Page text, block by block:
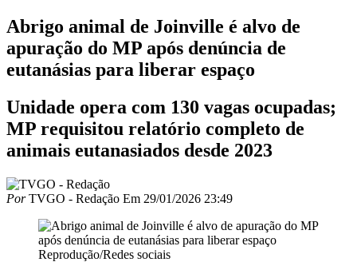
Abrigo animal de Joinville é alvo de
apuração do MP após denúncia de
eutanásias para liberar espaço
Unidade opera com 130 vagas ocupadas;
MP requisitou relatório completo de
animais eutanasiados desde 2023
PorTVGO - Redação Em 29/01/2026 23:49
Reprodução/Redes sociais